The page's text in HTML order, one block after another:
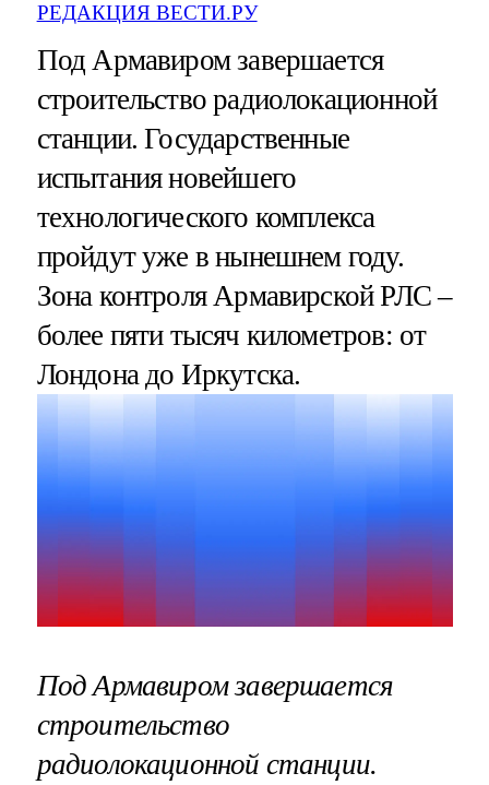
РЕДАКЦИЯ ВЕСТИ.РУ
Под Армавиром завершается
строительство радиолокационной
станции. Государственные
испытания новейшего
технологического комплекса
пройдут уже в нынешнем году.
Зона контроля Армавирской РЛС –
более пяти тысяч километров: от
Лондона до Иркутска.
Под Армавиром завершается
строительство
радиолокационной станции.